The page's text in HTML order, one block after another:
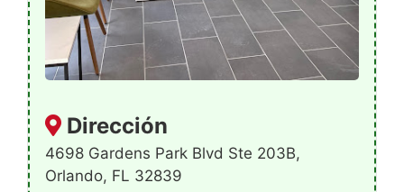
Dirección
4698 Gardens Park Blvd Ste 203B,
Orlando, FL 32839